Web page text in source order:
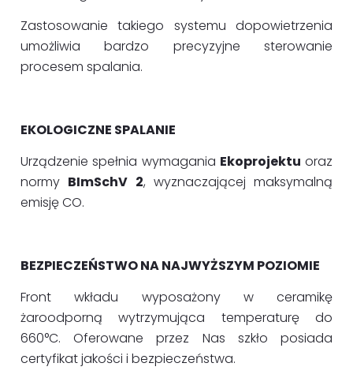
Zastosowanie takiego systemu dopowietrzenia
umożliwia bardzo precyzyjne sterowanie
procesem spalania.
EKOLOGICZNE SPALANIE
Urządzenie spełnia wymagania Ekoprojektu oraz
normy BImSchV 2, wyznaczającej maksymalną
emisję CO.
BEZPIECZEŃSTWO NA NAJWYŻSZYM POZIOMIE
Front wkładu wyposażony w ceramikę
żaroodporną wytrzymująca temperaturę do
660°C. Oferowane przez Nas szkło posiada
certyfikat jakości i bezpieczeństwa.